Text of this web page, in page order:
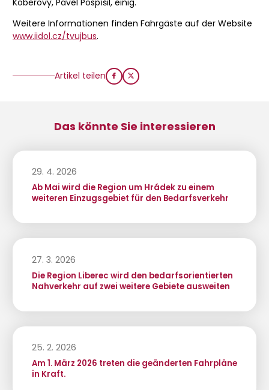
Weitere Informationen finden Fahrgäste auf der Website
www.iidol.cz/tvujbus.
Artikel teilen
Das könnte Sie interessieren
29. 4. 2026
Ab Mai wird die Region um Hrádek zu einem
weiteren Einzugsgebiet für den Bedarfsverkehr
27. 3. 2026
Die Region Liberec wird den bedarfsorientierten
Nahverkehr auf zwei weitere Gebiete ausweiten
25. 2. 2026
Am 1. März 2026 treten die geänderten Fahrpläne
in Kraft.